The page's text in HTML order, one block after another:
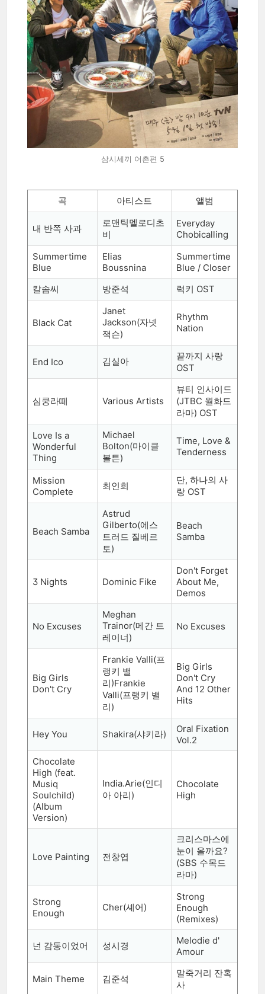
삼시세끼 어촌편 5
곡 아티스트 앨범
내 반쪽 사과
로맨틱멜로디초
비
Everyday
Chobicalling
Summertime
Blue
Elias
Boussnina
Summertime
Blue / Closer
칼솜씨
방준석 럭키 OST
Black Cat
Janet
Jackson(자넷
잭슨)
Rhythm
Nation
End Ico 김실아
끝까지 사랑
OST
심쿵라떼 Various Artists
뷰티 인사이드
(JTBC 월화드
라마) OST
Love Is a
Wonderful
Thing
Michael
Bolton(마이클
볼튼)
Time, Love &
Tenderness
Mission
Complete
최인희
단, 하나의 사
랑 OST
Beach Samba
Astrud
Gilberto(에스
트러드 질베르
토)
Beach
Samba
3 Nights Dominic Fike
Don't Forget
About Me,
Demos
No Excuses
Meghan
Trainor(메간 트
레이너)
No Excuses
Big Girls
Don't Cry
Frankie Valli(프
랭키 밸
리)Frankie
Valli(프랭키 밸
리)
Big Girls
Don't Cry
And 12 Other
Hits
Hey You Shakira(샤키라)
Oral Fixation
Vol.2
Chocolate
High (feat.
Musiq
Soulchild)
(Album
Version)
India.Arie(인디
아 아리)
Chocolate
High
Love Painting 전창엽
크리스마스에
눈이 올까요?
(SBS 수목드
라마)
Strong
Enough
Cher(셰어)
Strong
Enough
(Remixes)
넌 감동이었어 성시경
Melodie d'
Amour
Main Theme 김준석
말죽거리 잔혹
사